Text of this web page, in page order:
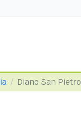
Diano San Pietro